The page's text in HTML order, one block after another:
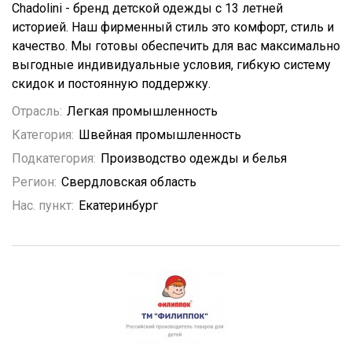
Chadolini - бренд детской одежды с 13 летней
историей. Наш фирменный стиль это комфорт, стиль и
качество. Мы готовы обеспечить для вас максимально
выгодные индивидуальные условия, гибкую систему
скидок и постоянную поддержку.
Отрасль: Легкая промышленность
Категория: Швейная промышленность
Подкатегория: Производство одежды и белья
Регион: Свердловская область
Нас. пункт: Екатеринбург